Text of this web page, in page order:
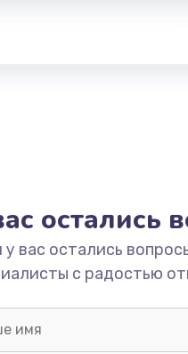
остались
у вас остались
с радостью